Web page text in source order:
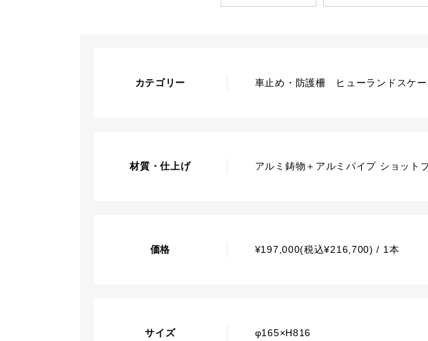
カテゴリー 車止め・防護柵 ヒューランドスケ
材質・仕上げ アルミ鋳物＋アルミパイプ ショット
価格 ¥197,000(税込¥216,700) / 1本
サイズ φ165×H816